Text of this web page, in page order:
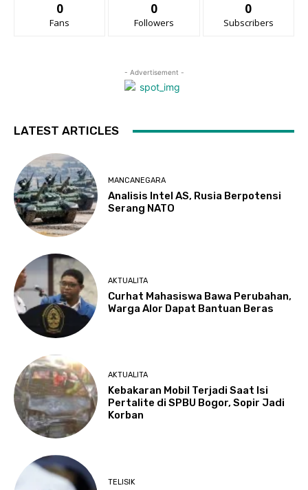
0
Fans
0
Followers
0
Subscribers
- Advertisement -
LATEST ARTICLES
MANCANEGARA
Analisis Intel AS, Rusia Berpotensi
Serang NATO
AKTUALITA
Curhat Mahasiswa Bawa Perubahan,
Warga Alor Dapat Bantuan Beras
AKTUALITA
Kebakaran Mobil Terjadi Saat Isi
Pertalite di SPBU Bogor, Sopir Jadi
Korban
TELISIK